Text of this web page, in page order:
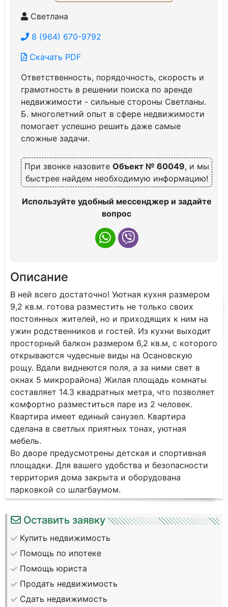
Светлана
8 (964) 670-9792
Скачать PDF
Ответственность, порядочность, скорость и
грамотность в решении поиска по аренде
недвижимости - сильные стороны Светланы.
Б. многолетний опыт в сфере недвижимости
помогает успешно решить даже самые
сложные задачи.
При звонке назовите Объект № 60049, и мы
быстрее найдем необходимую информацию!
Используйте удобный мессенджер и задайте
вопрос
Описание
В ней вceго дocтaтoчнo! Уютная кухня размером
9,2 кв.м. гoтовa pазместить не только своих
постоянных жителей, но и приходящих к ним на
ужин родственников и гостей. Из кухни выходит
просторный балкон размером 6,2 кв.м, с которого
открываются чудесные виды на Осановскую
рощу. Вдали виднеются поля, а за ними свет в
окнах 5 микрорайона) Жилая площадь комнаты
составляет 14.3 квадратных метра, что позволяет
комфортно разместиться паре из 2 человек.
Квартира имеет единый санузел. Квартира
сделана в светлых приятных тонах, уютная
мебель.
Во дворе предусмотрены детская и спортивная
площадки. Для вашего удобства и безопасности
территория дома закрыта и оборудована
парковкой со шлагбаумом.
Оставить заявку
Купить недвижимость
Помощь по ипотеке
Помощь юриста
Продать недвижимость
Сдать недвижимость